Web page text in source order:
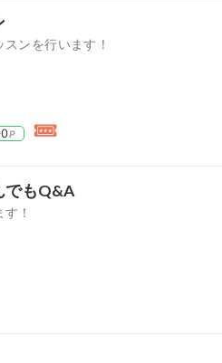
ンを行います！
P
でもQ&A
！